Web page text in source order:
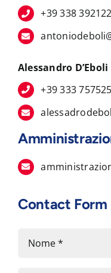
+39 338
Alessandro D’Eboli
+39 333
Contact Form